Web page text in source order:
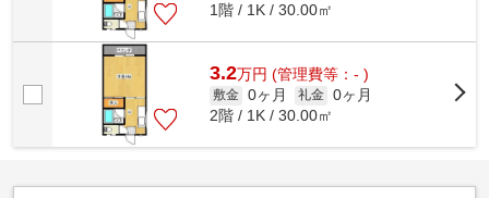
1階 / 1K / 30.00㎡
3.2万円 (管理費等：- )
敷金 0ヶ月 礼金 0ヶ月
2階 / 1K / 30.00㎡